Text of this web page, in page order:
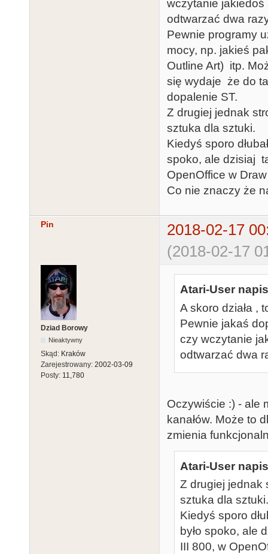
wczytanie jakiedoś
odtwarzać dwa
Pewnie programy
mocy, np. jakieś
Outline Art) itp.
się wydaje że do
dopalenie ST.
Z drugiej jednak
sztuka dla sztuki.
Kiedyś sporo
spoko, ale dzisiaj
OpenOffice w
Co nie znaczy że
Pin
2018-02-17
(2018-02-17
Dziad Borowy
Nieaktywny
Skąd: Kraków
Zarejestrowany: 2002-03-09
Posty: 11,780
Atari-User
A skoro działa ,
Pewnie jakaś
czy wczytanie
odtwarzać dwa
Oczywiście :) - ale
kanałów. Może to
zmienia
Atari-User
Z drugiej jednak
sztuka dla sztuki.
Kiedyś sporo
było spoko, ale
III 800, w